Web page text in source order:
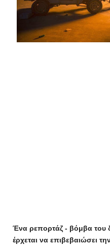
Ένα ρεπορτάζ - βόμβα του
έρχεται να επιβεβαιώσει